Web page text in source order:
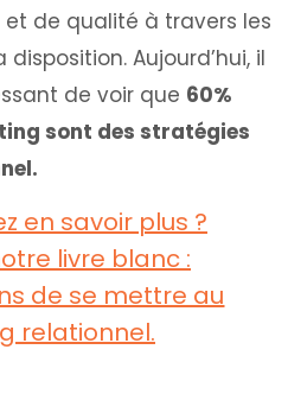
de qualité à travers les
Aujourd’hui, il
de voir que 60%
sont des stratégies
en savoir plus ?
livre blanc :
de se mettre au
relationnel.